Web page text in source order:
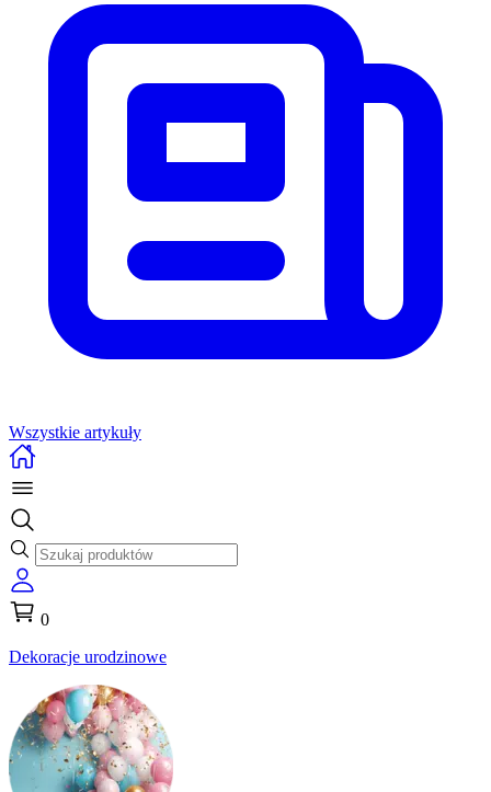
Wszystkie artykuły
0
Dekoracje urodzinowe